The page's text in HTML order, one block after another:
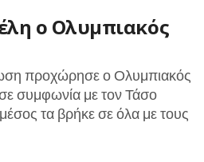
ο Ολυμπιακός
προχώρησε ο Ολυμπιακός
συμφωνία με τον Τάσο
τα βρήκε σε όλα με τους